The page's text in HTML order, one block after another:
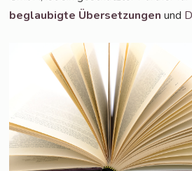
beglau­big­te Über­set­zun­gen und